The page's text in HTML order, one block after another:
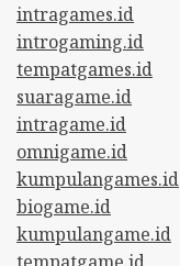
intragames.id
introgaming.id
tempatgames.id
suaragame.id
intragame.id
omnigame.id
kumpulangames.id
biogame.id
kumpulangame.id